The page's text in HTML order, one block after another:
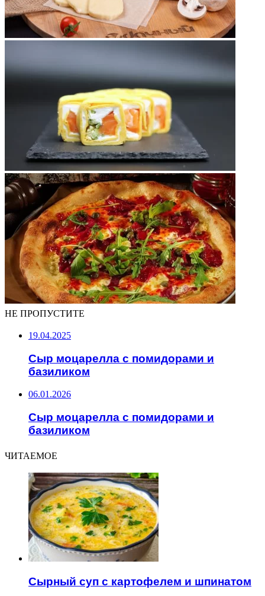
НЕ ПРОПУСТИТЕ
19.04.2025
Сыр моцарелла с помидорами и
базиликом
06.01.2026
Сыр моцарелла с помидорами и
базиликом
ЧИТАЕМОЕ
Сырный суп с картофелем и шпинатом